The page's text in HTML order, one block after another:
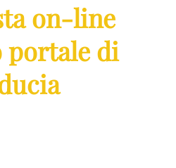
on-line
portale di